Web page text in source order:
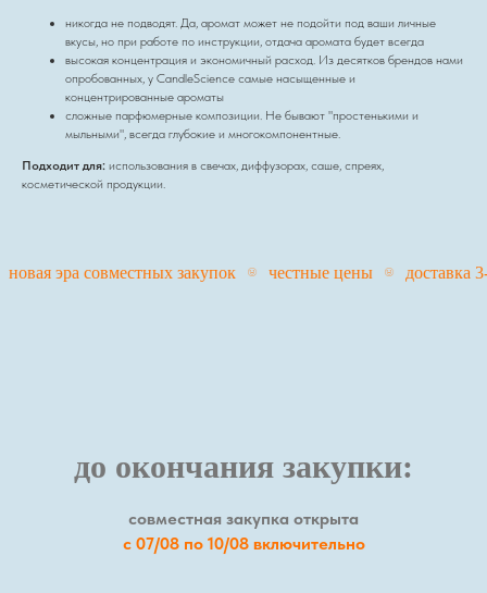
никогда не подводят. Да, аромат может не подойти под ваши личные
вкусы, но при работе по инструкции, отдача аромата будет всегда
высокая концентрация и экономичный расход. Из десятков брендов нами
опробованных, у CandleScience самые насыщенные и
концентрированные ароматы
сложные парфюмерные композиции. Не бывают "простенькими и
мыльными", всегда глубокие и многокомпонентные.
Подходит для: использования в свечах, диффузорах, саше, спреях,
косметической продукции.
эра совместных закупок честные цены доставка
до окончания закупки:
совместная закупка открыта
с 07/08 по 10/08 включительно